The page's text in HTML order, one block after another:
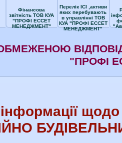
Фінансова
звітність ТОВ КУА
"ПРОФІ ЕССЕТ
МЕНЕДЖМЕНТ"
Перелік ІСІ ,активи
яких перебувають
в управлінні ТОВ
КУА "ПРОФІ ЕССЕТ
МЕНЕДЖМЕНТ"
"ПРОФІ
інформації